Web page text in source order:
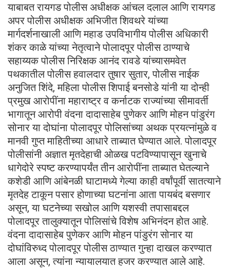
याबाबत रायगड पोलीस अधीक्षक आंचल दलाल आणि रायगड
अपर पोलीस अधीक्षक अभिजीत शिवथरे यांच्या
मार्गदर्शनाखाली आणि महाड उपविभागीय पोलीस अधिकारी
शंकर काळे यांच्या नेतृत्वाने पोलादपूर पोलीस ठाण्याचे
सहाय्यक पोलीस निरिक्षक आनंद रावडे यांच्यासमवेत
पथकातील पोलीस हवालदार तुषार सुतार, पोलीस नाईक
अनुजित शिंदे, महिला पोलीस शिपाई बनसोडे यांनी या दोन्ही
प्रमुख आरोपींना महाराष्ट्र व कर्नाटक राज्यांच्या सीमावर्ती
भागातून आरोपी वंदना दादासाहेब पुणेकर आणि मोहन पांडुरंग
सोनार या दोघांना पोलादपूर पोलिसांच्या अथक प्रयत्नांमुळे व
मानवी गुप्त माहितीच्या आधारे ताब्यात घेण्यात आले. पोलादपूर
पोलीसांनी अज्ञात मृतदेहाची ओळख पटविण्यापासून खुनाचे
धागेदोरे स्पष्ट करण्यापर्यंत तीन आरोपींना ताब्यात घेतल्याने
कशेडी आणि आंबेनळी घाटामध्ये गेल्या काही वर्षांपूर्वी सातत्याने
मृतदेह टाकून पसार होणाच्या घटनांना आता पायबंद बसणार
असून, या घटनेच्या सखोल आणि यशस्वी तपासाबद्दल
पोलादपूर तालुक्यातून पोलिसांचे विशेष अभिनंदन होत आहे.
वंदना दादासाहेब पुणेकर आणि मोहन पांडुरंग सोनार या
दोघांविरुध्द पोलादपूर पोलीस ठाण्यात गुन्हा दाखल करण्यात
आला असून, त्यांना न्यायालयात हजर करण्यात आले आहे.